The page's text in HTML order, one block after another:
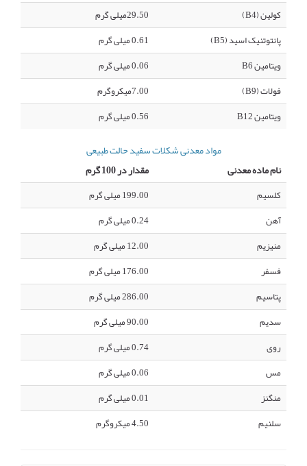
کولین (B4)
29.50میلی گرم
پانتوتنیک اسید (B5)
0.61 میلی گرم
ویتامین B6
0.06 میلی گرم
فولات (B9)
7.00میکروگرم
ویتامین B12
0.56 میلی گرم
مواد معدنی شکلات سفید حالت طبیعی
نام ماده معدنی
مقدار در 100 گرم
کلسیم
199.00 میلی گرم
آهن
0.24 میلی گرم
منیزیم
12.00 میلی گرم
فسفر
176.00 میلی گرم
پتاسیم
286.00 میلی گرم
سدیم
90.00 میلی گرم
روی
0.74 میلی گرم
مس
0.06 میلی گرم
منگنز
0.01 میلی گرم
سلنیم
4.50 میکروگرم